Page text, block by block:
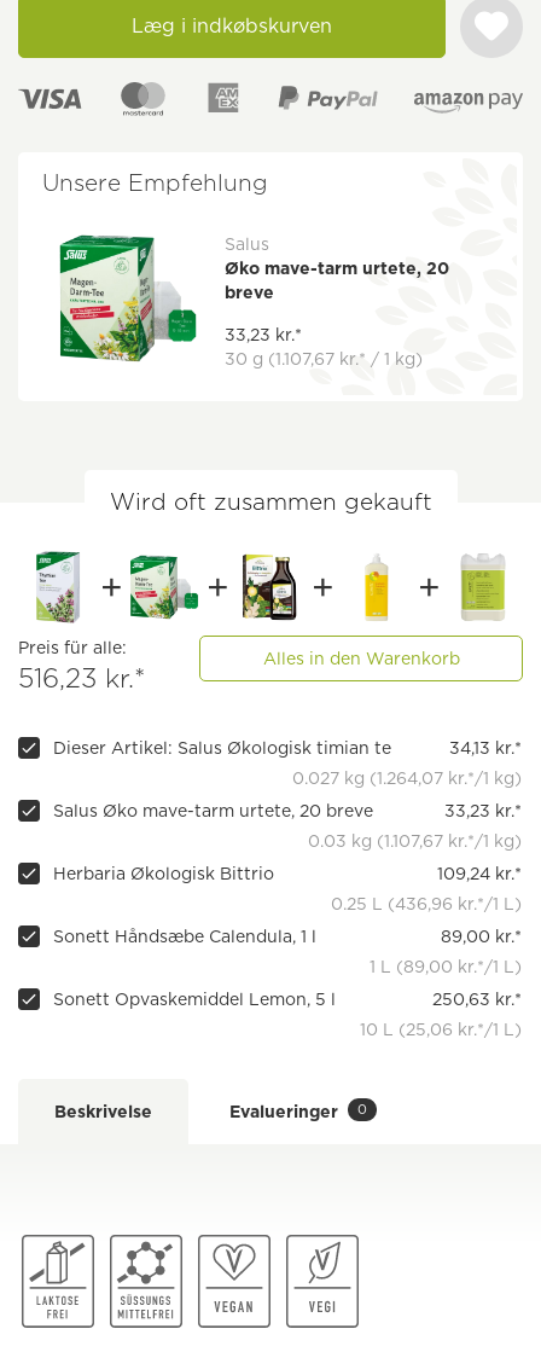
Læg i indkøbskurven
Unsere Empfehlung
Salus
Øko mave-tarm urtete, 20
breve
33,23 kr.*
30 g (1.107,67 kr.* / 1 kg)
Wird oft zusammen gekauft
Preis für alle:
516,23 kr.*
Alles in den Warenkorb
Dieser Artikel: Salus Økologisk timian te
34,13 kr.*
0.027 kg (1.264,07 kr.*/1 kg)
Salus Øko mave-tarm urtete, 20 breve
33,23 kr.*
0.03 kg (1.107,67 kr.*/1 kg)
Herbaria Økologisk Bittrio
109,24 kr.*
0.25 L (436,96 kr.*/1 L)
Sonett Håndsæbe Calendula, 1 l
89,00 kr.*
1 L (89,00 kr.*/1 L)
Sonett Opvaskemiddel Lemon, 5 l
250,63 kr.*
10 L (25,06 kr.*/1 L)
Beskrivelse Evalueringer 0